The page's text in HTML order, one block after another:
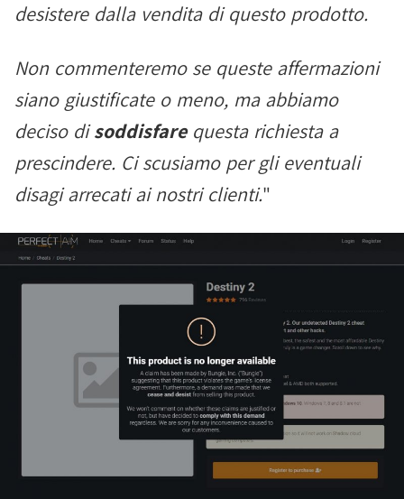
desistere dalla vendita di questo prodotto.
Non commenteremo se queste affermazioni
siano giustificate o meno, ma abbiamo
deciso disoddisfare questa richiesta a
prescindere. Ci scusiamo per gli eventuali
disagi arrecati ai nostri clienti."